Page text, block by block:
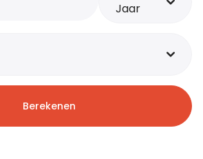
Jaar
Berekenen